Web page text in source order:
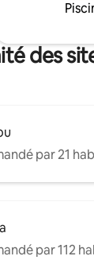
des
par 21
par 112